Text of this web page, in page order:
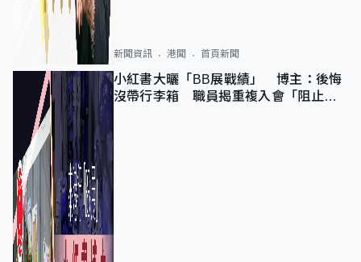
新聞資訊 港聞 首頁新聞
小紅書大曬「BB展戰績」 博主：後悔
沒帶行李箱 職員揭重複入會「阻止唔